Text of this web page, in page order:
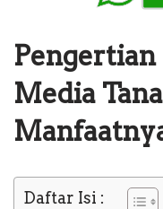
Media
Daftar Isi :